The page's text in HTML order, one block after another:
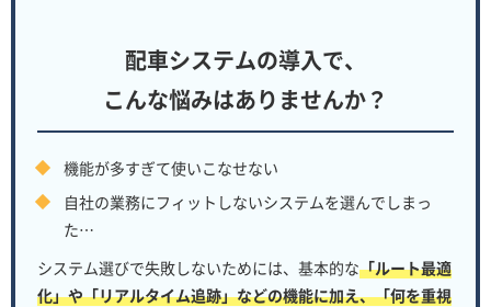
配車システムの導入で、
こんな悩みはありませんか？
機能が多すぎて使いこなせない
自社の業務にフィットしないシステムを選んでしまっ
た…
システム選びで失敗しないためには、基本的な「ルート最適
化」や「リアルタイム追跡」などの機能に加え、「何を重視